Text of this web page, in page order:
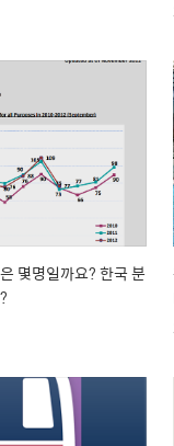
몇명일까요? 한국 분